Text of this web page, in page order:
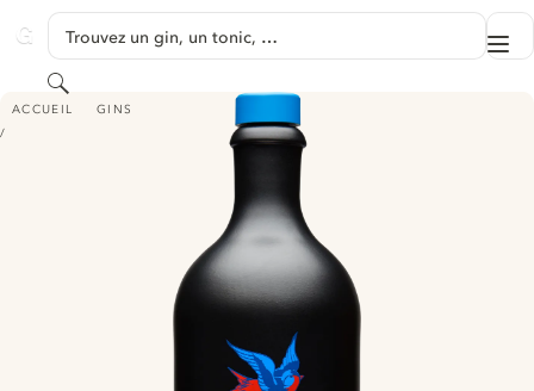
GINVENTORY
Trouvez un gin, un tonic, …
Rechercher
ACCUEIL GINS
GIN LOSSIE OSTWESTFALEN DRY GIN